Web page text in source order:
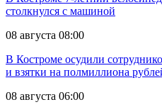
столкнулся с машиной
08 августа 08:00
В Костроме осудили
и взятки на полмиллиона
08 августа 06:00